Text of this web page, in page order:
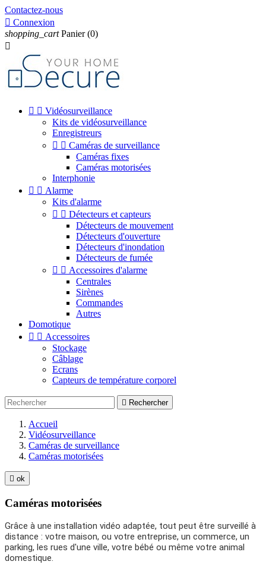
Contactez-nous
 Connexion
shopping_cart Panier (0)

  Vidéosurveillance
Kits de vidéosurveillance
Enregistreurs
  Caméras de surveillance
Caméras fixes
Caméras motorisées
Interphonie
  Alarme
Kits d'alarme
  Détecteurs et capteurs
Détecteurs de mouvement
Détecteurs d'ouverture
Détecteurs d'inondation
Détecteurs de fumée
  Accessoires d'alarme
Centrales
Sirènes
Commandes
Autres
Domotique
  Accessoires
Stockage
Câblage
Ecrans
Capteurs de température corporel
 Rechercher
Accueil
Vidéosurveillance
Caméras de surveillance
Caméras motorisées
 ok
Caméras motorisées
Grâce à une installation vidéo adaptée, tout peut être surveillé à
distance : votre maison, ou votre entreprise, un commerce, un
parking, les rues d'une ville, votre bébé ou même votre animal
domestique.